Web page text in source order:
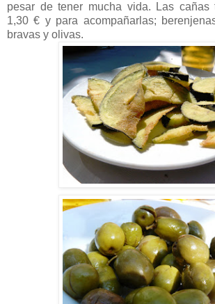
pesar de tener mucha vida. Las cañas
1,30 € y para acompañarlas;
bravas y olivas.